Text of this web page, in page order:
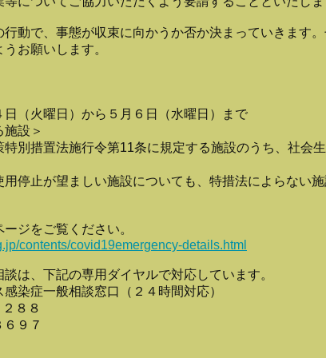
動で、事態が収束に向かうか否か決まっていきます
お願いします。
日（火曜日）から５月６日（水曜日）まで
施設＞
別措置法施行令第11条に規定する施設のうち、社会
停止が望ましい施設についても、特措法によらない
ジをご覧ください。
contents/covid19emergency-details.html
は、下記の専用ダイヤルで対応しています。
染症一般相談窓口（２４時間対応）
８８
９７